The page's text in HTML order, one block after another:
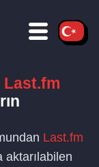
Last.fm
Last.fm
aktarılabilen